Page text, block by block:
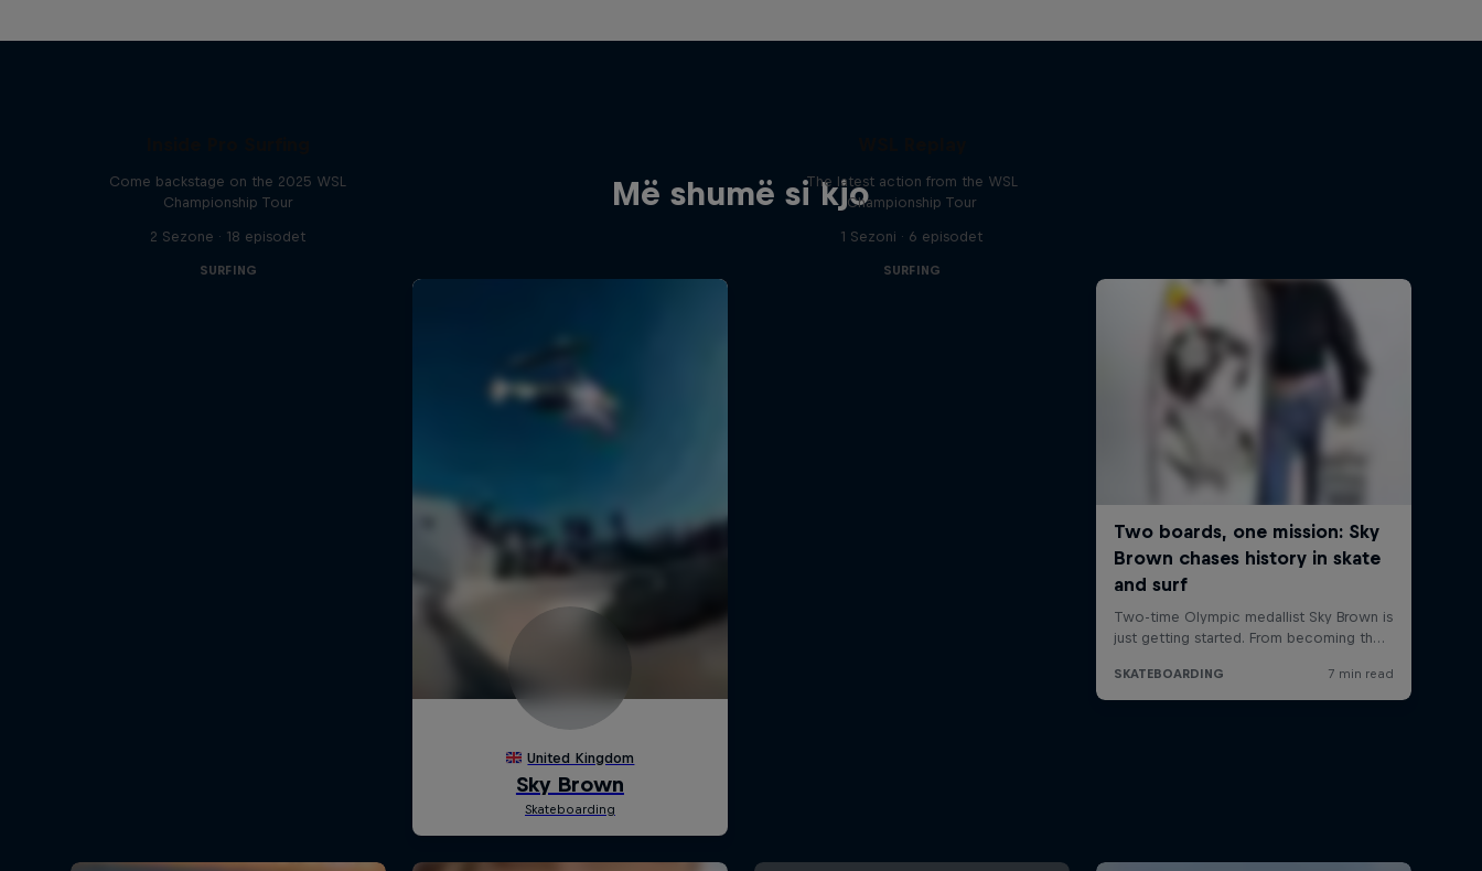
Më shumë si kjo
Come backstage on the 2025 WSL
Championship Tour
2 Sezone · 18 episodet
SURFING
The latest action from the WSL
Championship Tour
1 Sezoni · 6 episodet
SURFING